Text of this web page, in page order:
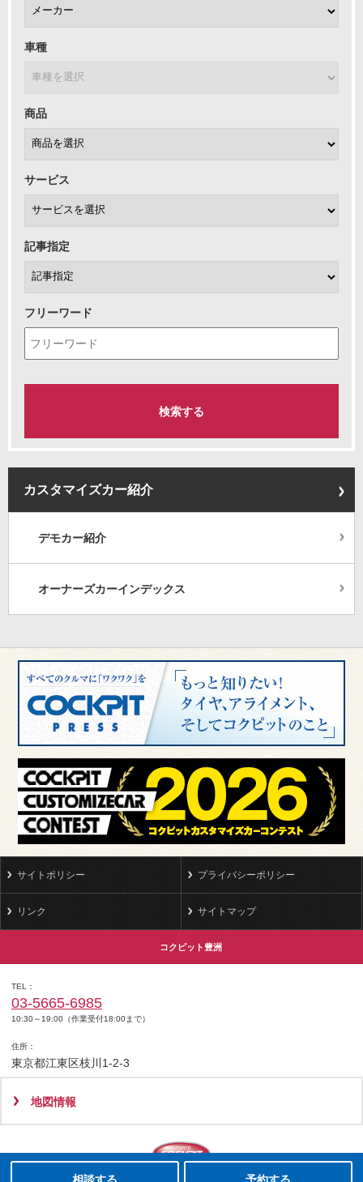
車種
商品
サービス
記事指定
フリーワード
カスタマイズカー紹介
デモカー紹介
オーナーズカーインデックス
サイトポリシー プライバシーポリシー
リンク サイトマップ
コクピット豊洲
TEL
03-5665-6985
10:30～19:00（作業受付18:00まで）
住所
東京都江東区枝川1-2-3
地図情報
Copyright(C)2008-2022 COCKPIT TOYOSU.All rights reserved.